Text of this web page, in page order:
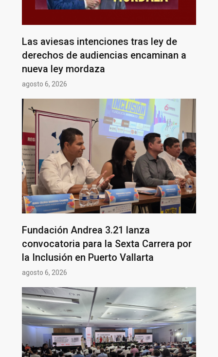
Las aviesas intenciones tras ley de
derechos de audiencias encaminan a
nueva ley mordaza
agosto 6, 2026
Fundación Andrea 3.21 lanza
convocatoria para la Sexta Carrera por
la Inclusión en Puerto Vallarta
agosto 6, 2026